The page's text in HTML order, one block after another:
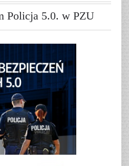
Policja 5.0. w PZU